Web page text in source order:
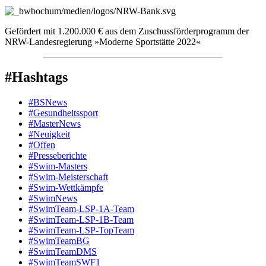
Gefördert mit 1.200.000 € aus dem Zuschussförderprogramm der
NRW-Landesregierung »Moderne Sportstätte 2022«
#Hashtags
#BSNews
#Gesundheitssport
#MasterNews
#Neuigkeit
#Offen
#Presse­berichte
#Swim-Masters
#Swim-Meister­schaft
#Swim-Wett­kämpfe
#SwimNews
#SwimTeam-LSP-1A-Team
#SwimTeam-LSP-1B-Team
#SwimTeam-LSP-TopTeam
#SwimTeamBG
#SwimTeamDMS
#SwimTeamSWF1